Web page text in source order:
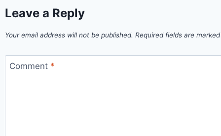
Leave a Reply
Your email address will not be published. Required fields are marked
Comment *